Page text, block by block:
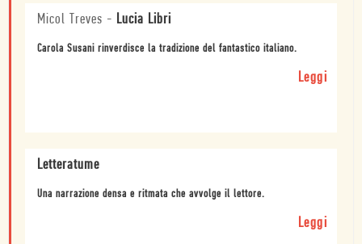
Micol Treves - Lucia Libri
Carola Susani rinverdisce la tradizione del fantastico italiano.
Leggi
Letteratume
Una narrazione densa e ritmata che avvolge il lettore.
Leggi